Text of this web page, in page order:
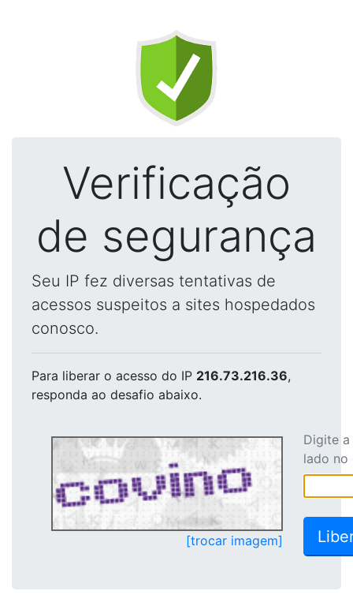
Verificação
de segurança
Seu IP fez diversas tentativas de
acessos suspeitos a sites hospedados
conosco.
Para liberar o acesso do IP 216.73.216.36,
responda ao desafio abaixo.
[trocar imagem]
Digite
lado no